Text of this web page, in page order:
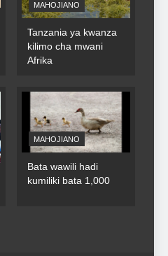
MAHOJIANO
Tanzania ya kwanza
kilimo cha mwani
Afrika
MAHOJIANO
Bata wawili hadi
kumiliki bata 1,000